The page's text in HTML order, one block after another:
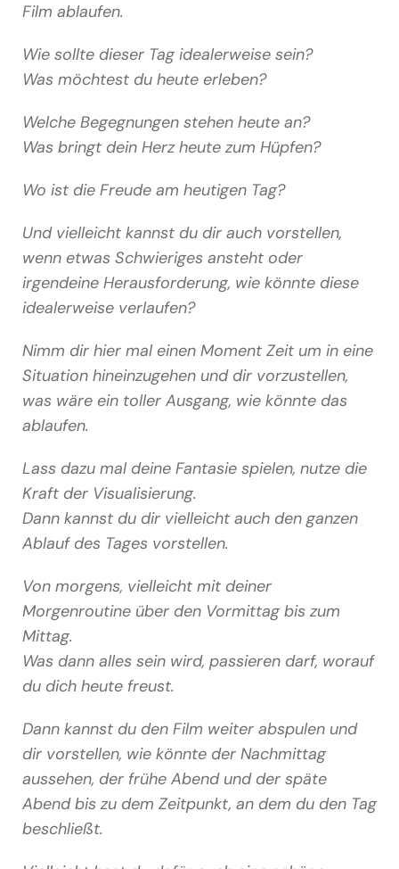
Film ablaufen.
Wie sollte dieser Tag idealerweise sein?
Was möchtest du heute erleben?
Welche Begegnungen stehen heute an?
Was bringt dein Herz heute zum Hüpfen?
Wo ist die Freude am heutigen Tag?
Und vielleicht kannst du dir auch vorstellen,
wenn etwas Schwieriges ansteht oder
irgendeine Herausforderung, wie könnte diese
idealerweise verlaufen?
Nimm dir hier mal einen Moment Zeit um in eine
Situation hineinzugehen und dir vorzustellen,
was wäre ein toller Ausgang, wie könnte das
ablaufen.
Lass dazu mal deine Fantasie spielen, nutze die
Kraft der Visualisierung.
Dann kannst du dir vielleicht auch den ganzen
Ablauf des Tages vorstellen.
Von morgens, vielleicht mit deiner
Morgenroutine über den Vormittag bis zum
Mittag.
Was dann alles sein wird, passieren darf, worauf
du dich heute freust.
Dann kannst du den Film weiter abspulen und
dir vorstellen, wie könnte der Nachmittag
aussehen, der frühe Abend und der späte
Abend bis zu dem Zeitpunkt, an dem du den Tag
beschließt.